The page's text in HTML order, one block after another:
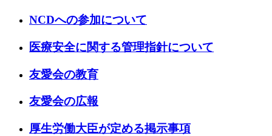
NCDへの参加について
医療安全に関する管理指針について
友愛会の教育
友愛会の広報
厚生労働大臣が定める掲示事項